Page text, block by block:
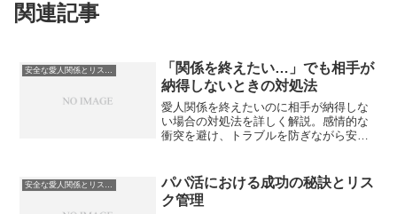
関連記事
「関係を終えたい…」でも相手が
納得しないときの対処法
愛人関係を終えたいのに相手が納得しな
い場合の対処法を詳しく解説。感情的な
衝突を避け、トラブルを防ぎながら安全
パパ活における成功の秘訣とリス
ク管理